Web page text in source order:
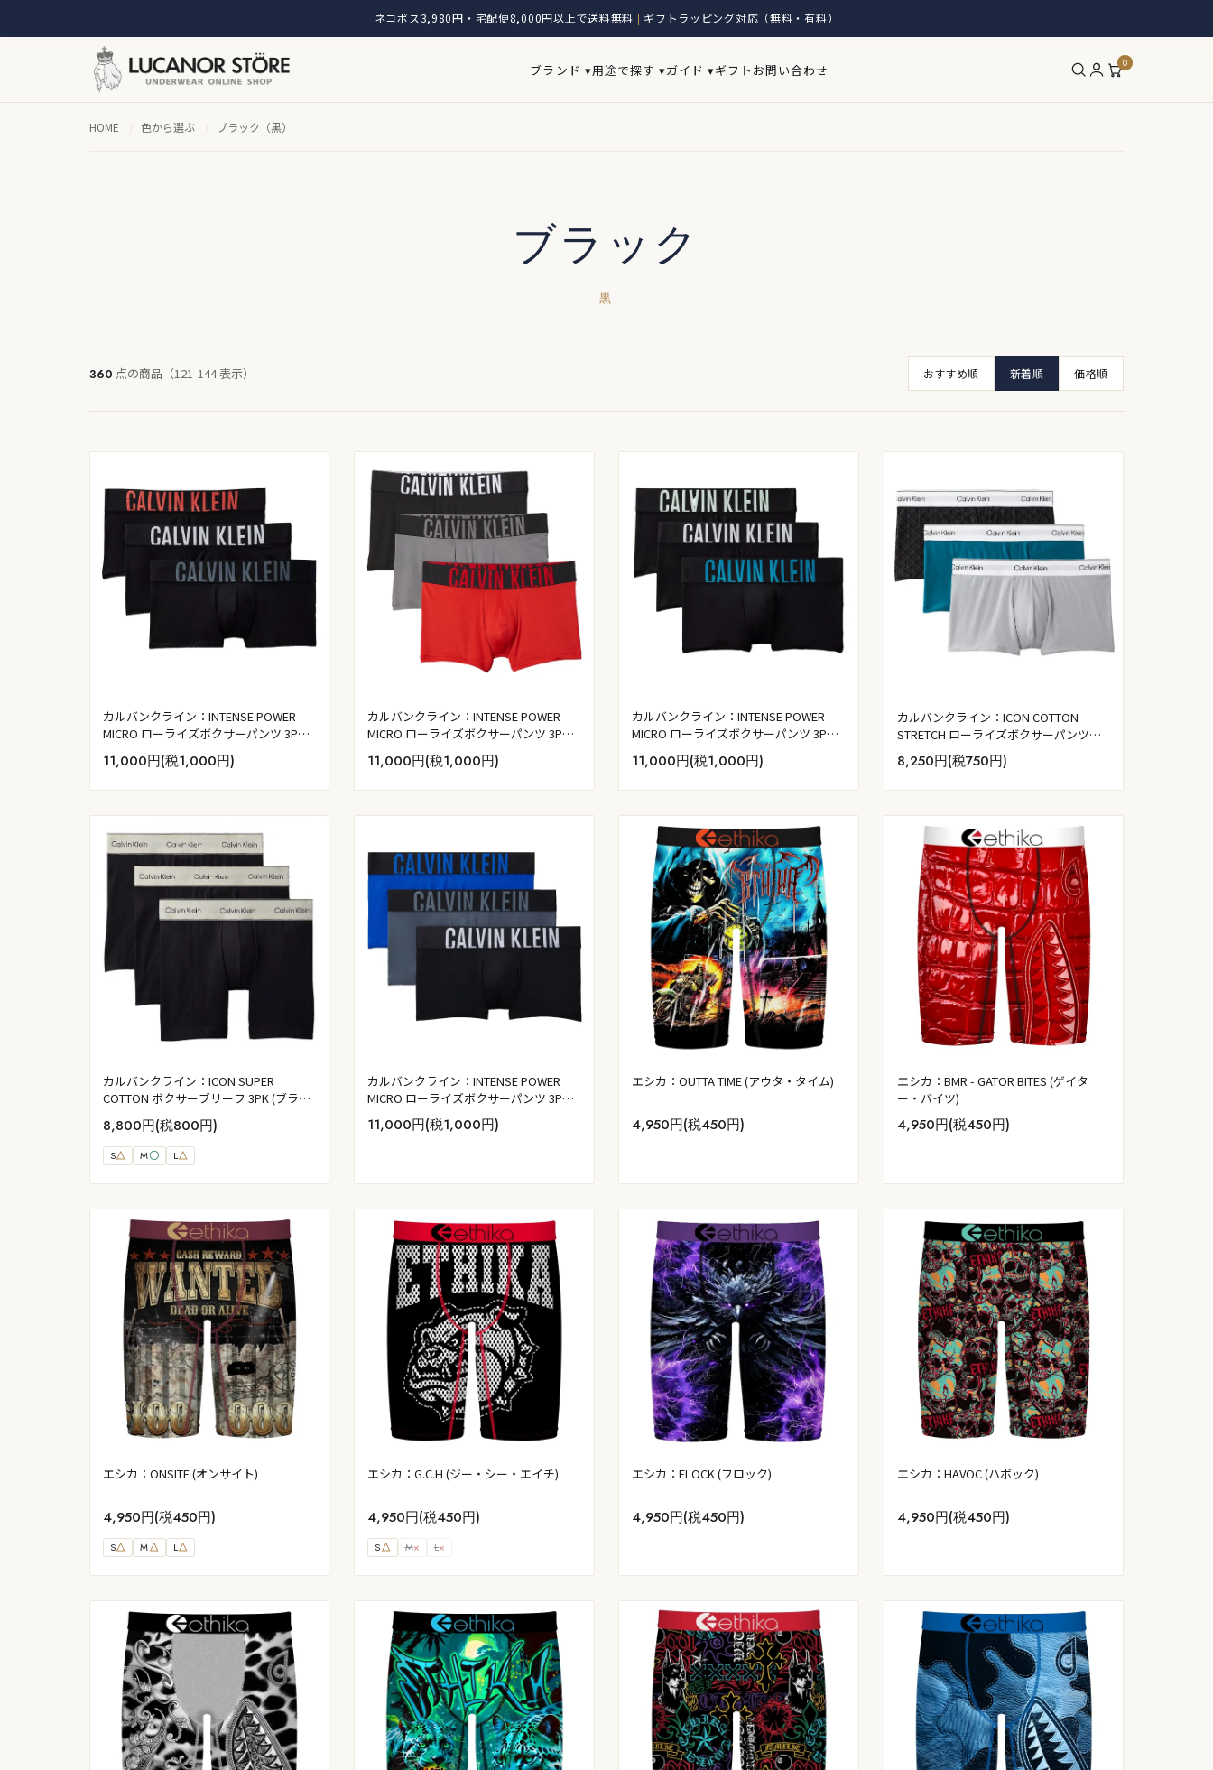
ネコポス3,980円・宅配便8,000円以上で送料無料 | ギフトラッピング対応（無料・有料）
ブランド ▾用途で探す ▾ガイド ▾ギフト お問い合わせ 0
HOME / 色から選ぶ / ブラック（黒）
ブラック
黒
360 点の商品（121-144 表示） おすすめ順 新着順 価格順
カルバンクライン：INTENSE POWER
MICRO ローライズボクサーパンツ 3PK
(ブラック W：ブラック／タービュラン
ス／バーミリオンブラウン)
11,000円(税1,000円)
カルバンクライン：INTENSE POWER
MICRO ローライズボクサーパンツ 3PK
(ブラック／タービュランス／バーミリ
オンブラウン)
11,000円(税1,000円)
カルバンクライン：INTENSE POWER
MICRO ローライズボクサーパンツ 3PK
(ブラック W：ホワイト／ティールブリ
ーズ／フォレストフリーズLO)
11,000円(税1,000円)
カルバンクライン：ICON COTTON
STRETCH ローライズボクサーパンツ
3PK (スリート／ブラック／アシュフォ
ード・グレー)
8,250円(税750円)
カルバンクライン：ICON SUPER
COTTON ボクサーブリーフ 3PK (ブラッ
8,800円(税800円)
S△ M〇 L△
カルバンクライン：INTENSE POWER
MICRO ローライズボクサーパンツ 3PK
(ブラック／ロイヤルティ／タービュラ
ンス)
11,000円(税1,000円)
エシカ：OUTTA TIME (アウタ・タイム)
4,950円(税450円)
エシカ：BMR - GATOR BITES (ゲイタ
ー・バイツ)
4,950円(税450円)
エシカ：ONSITE (オンサイト)
4,950円(税450円)
S△ M△ L△
エシカ：G.C.H (ジー・シー・エイチ)
4,950円(税450円)
S△ M× L×
エシカ：FLOCK (フロック)
4,950円(税450円)
エシカ：HAVOC (ハボック)
4,950円(税450円)